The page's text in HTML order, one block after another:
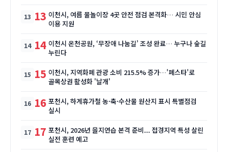
13 이천시, 여름 물놀이장 4곳 안전 점검 본격화… 시민 안심
이용 지원
14 이천시 온천공원, ‘무장애 나눔길’ 조성 완료… 누구나 숲길
누린다
15 이천시, 지역화폐 관광 소비 215.5% 증가…'페스타'로
골목상권 활성화 '날개'
16 포천시, 하계휴가철 농·축·수산물 원산지 표시 특별점검
실시
17 포천시, 2026년 을지연습 본격 준비... 접경지역 특성 살린
실전 훈련 예고